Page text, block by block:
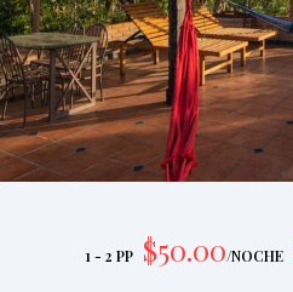
1 - 2 PP $50.00/NOCHE